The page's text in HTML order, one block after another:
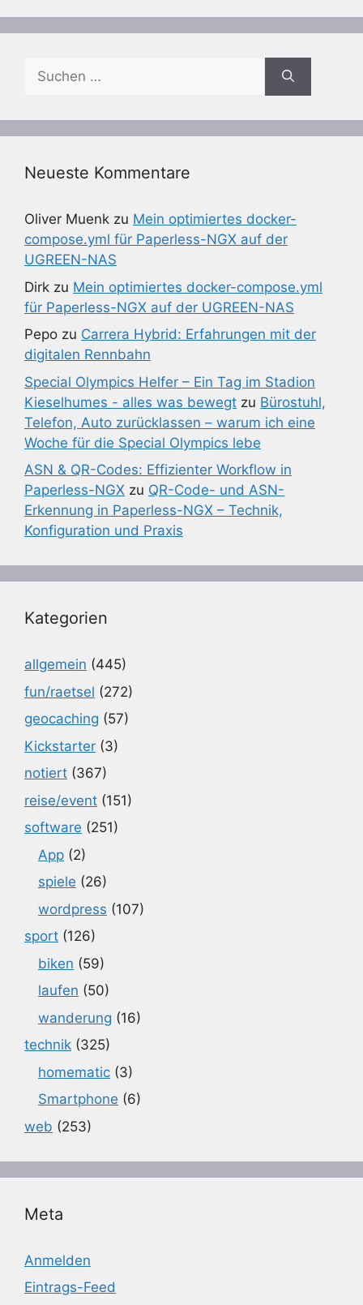
Suchen
nach:
Neueste Kommentare
Oliver Muenk zu Mein optimiertes docker-
compose.yml für Paperless-NGX auf der
UGREEN-NAS
Dirk zu Mein optimiertes docker-compose.yml
für Paperless-NGX auf der UGREEN-NAS
Pepo zu Carrera Hybrid: Erfahrungen mit der
digitalen Rennbahn
Special Olympics Helfer – Ein Tag im Stadion
Kieselhumes - alles was bewegt zu Bürostuhl,
Telefon, Auto zurücklassen – warum ich eine
Woche für die Special Olympics lebe
ASN & QR-Codes: Effizienter Workflow in
Paperless-NGX zu QR-Code- und ASN-
Erkennung in Paperless-NGX – Technik,
Konfiguration und Praxis
Kategorien
allgemein (445)
fun/raetsel (272)
geocaching (57)
Kickstarter (3)
notiert (367)
reise/event (151)
software (251)
App (2)
spiele (26)
wordpress (107)
sport (126)
biken (59)
laufen (50)
wanderung (16)
technik (325)
homematic (3)
Smartphone (6)
web (253)
Meta
Anmelden
Eintrags-Feed